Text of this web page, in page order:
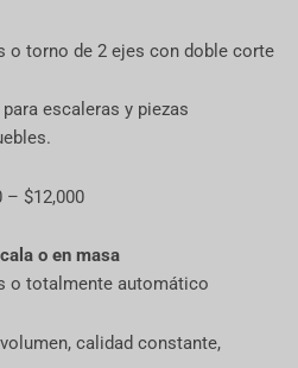
o torno de 2 ejes con doble corte
escaleras y piezas
– $12,000
o en masa
o totalmente automático
calidad constante,